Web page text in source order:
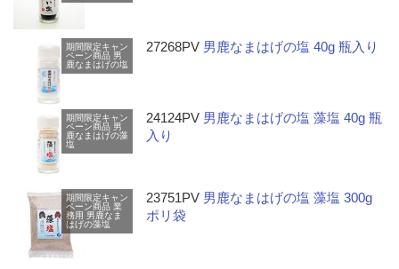
期間限定キャン
ペーン商品 男
鹿なまはげの塩
27268PV 男鹿なまはげの塩 40g 瓶入り
期間限定キャン
ペーン商品 男
鹿なまはげの藻
塩
24124PV 男鹿なまはげの塩 藻塩 40g 瓶
入り
期間限定キャン
ペーン商品 業
務用 男鹿なま
はげの藻塩
23751PV 男鹿なまはげの塩 藻塩 300g
ポリ袋